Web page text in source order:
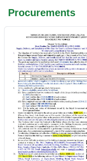
Procurements